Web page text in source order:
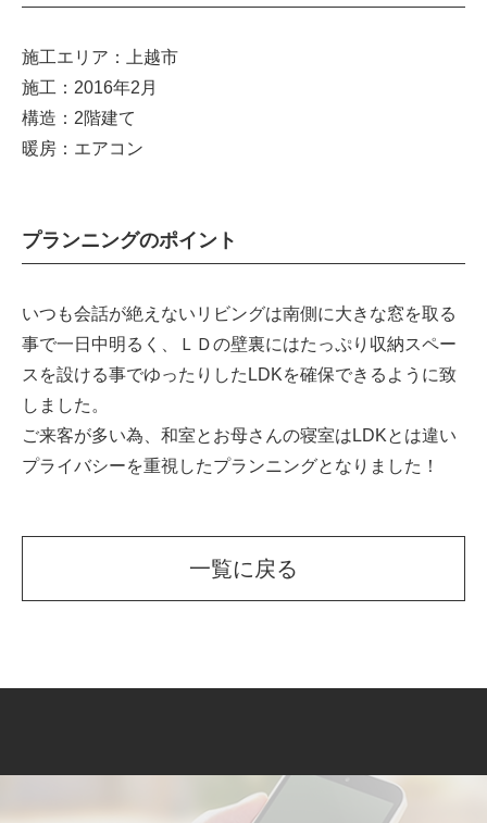
施工エリア：上越市
施工：2016年2月
構造：2階建て
暖房：エアコン
プランニングのポイント
いつも会話が絶えないリビングは南側に大きな窓を取る
事で一日中明るく、ＬＤの壁裏にはたっぷり収納スペー
スを設ける事でゆったりしたLDKを確保できるように致
しました。
ご来客が多い為、和室とお母さんの寝室はLDKとは違い
プライバシーを重視したプランニングとなりました！
一覧に戻る